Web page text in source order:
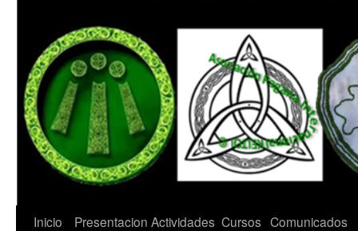
Saltar
Inicio Presentacion Actividades Cursos Comunicados